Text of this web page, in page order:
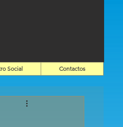
Social Contactos